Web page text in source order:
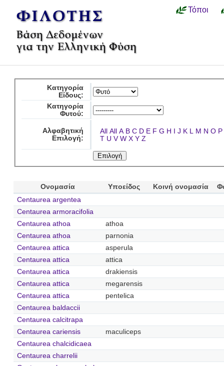
Τόποι
Κατηγορία
Είδους:
Κατηγορία
Φυτού:
Αλφαβητική
Επιλογή:
All All A B C D E F G H I J K L M N O P
T U V W X Y Z
Ονομασία Υποείδος Κοινή ονομασία
Centaurea argentea
Centaurea armoracifolia
Centaurea athoa
athoa
Centaurea athoa
parnonia
Centaurea attica
asperula
Centaurea attica
attica
Centaurea attica
drakiensis
Centaurea attica
megarensis
Centaurea attica
pentelica
Centaurea baldaccii
Centaurea calcitrapa
Centaurea cariensis
maculiceps
Centaurea chalcidicaea
Centaurea charrelii